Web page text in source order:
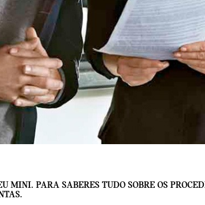
MINI. PARA SABERES TUDO SOBRE OS